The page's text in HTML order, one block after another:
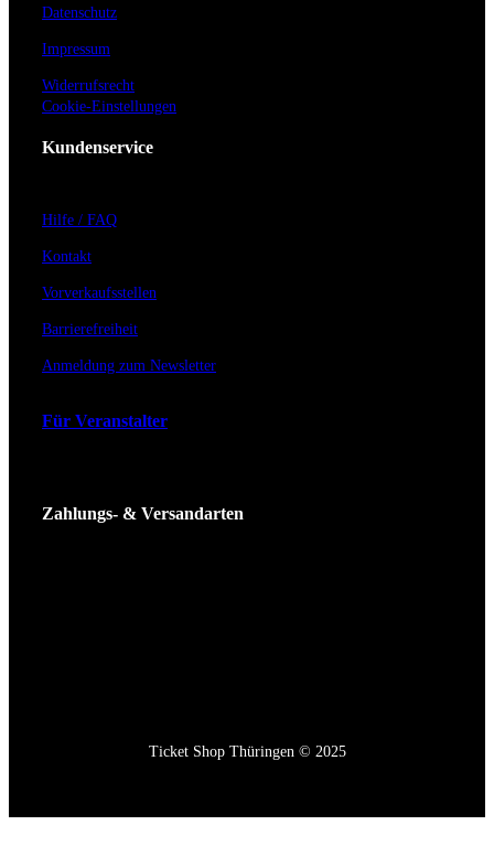
Datenschutz
Impressum
Widerrufsrecht
Cookie-Einstellungen
Kundenservice
Hilfe / FAQ
Kontakt
Vorverkaufsstellen
Barrierefreiheit
Anmeldung zum Newsletter
Für Veranstalter
Zahlungs- & Versandarten
Ticket Shop Thüringen © 2025